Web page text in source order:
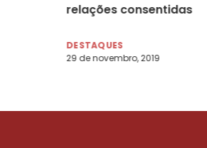
relações consentidas
DESTAQUES
29 de novembro, 2019